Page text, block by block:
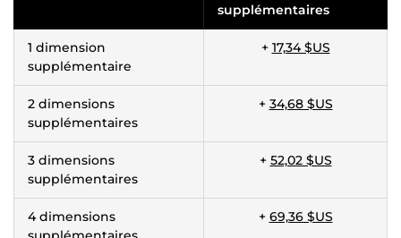
supplémentaires
1 dimension
supplémentaire
+ 17,34 $US
2 dimensions
supplémentaires
+ 34,68 $US
3 dimensions
supplémentaires
+ 52,02 $US
4 dimensions
+ 69,36 $US